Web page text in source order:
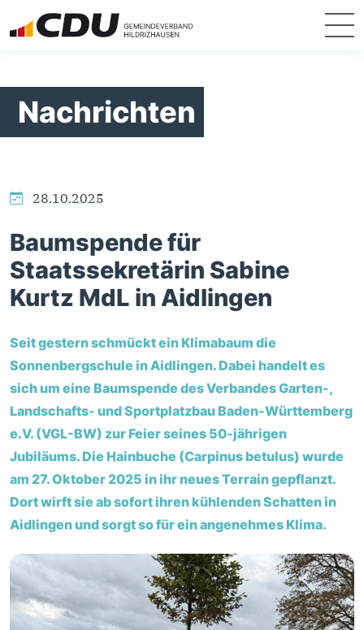
Nachrichten
28.10.2025
Baumspende für
Staatssekretärin Sabine
Kurtz MdL in Aidlingen
Seit gestern schmückt ein Klimabaum die
Sonnenbergschule in Aidlingen. Dabei handelt es
sich um eine Baumspende des Verbandes Garten-,
Landschafts- und Sportplatzbau Baden-Württemberg
e.V. (VGL-BW) zur Feier seines 50-jährigen
Jubiläums. Die Hainbuche (Carpinus betulus) wurde
am 27. Oktober 2025 in ihr neues Terrain gepflanzt.
Dort wirft sie ab sofort ihren kühlenden Schatten in
Aidlingen und sorgt so für ein angenehmes Klima.